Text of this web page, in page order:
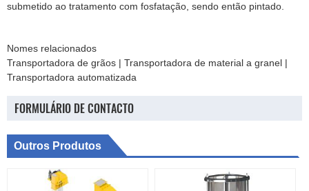
submetido ao tratamento com fosfatação, sendo então pintado.
Nomes relacionados
Transportadora de grãos | Transportadora de material a granel |
Transportadora automatizada
FORMULÁRIO DE CONTACTO
Outros Produtos